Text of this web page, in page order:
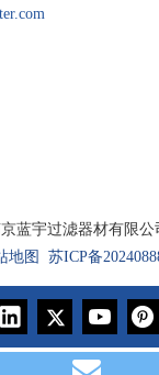
蓝宇过滤器材有限
地图 苏ICP备